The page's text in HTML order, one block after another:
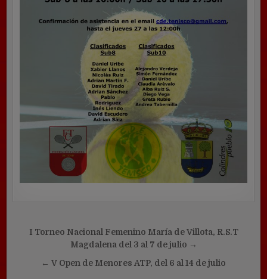
Navegación
entradas
I Torneo Nacional Femenino María de Villota, R.S.T
Magdalena del 3 al 7 de julio →
← V Open de Menores ATP, del 6 al 14 de julio